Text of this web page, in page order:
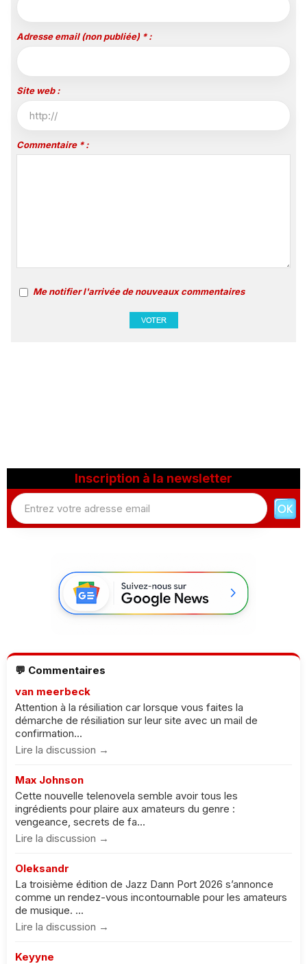
Adresse email (non publiée) * :
Site web :
Commentaire * :
Me notifier l'arrivée de nouveaux commentaires
Inscription à la newsletter
💬 Commentaires
van meerbeck
Attention à la résiliation car lorsque vous faites la
démarche de résiliation sur leur site avec un mail de
confirmation...
Lire la discussion →
Max Johnson
Cette nouvelle telenovela semble avoir tous les
ingrédients pour plaire aux amateurs du genre :
vengeance, secrets de fa...
Lire la discussion →
Oleksandr
La troisième édition de Jazz Dann Port 2026 s’annonce
comme un rendez-vous incontournable pour les amateurs
de musique. ...
Lire la discussion →
Keyyne